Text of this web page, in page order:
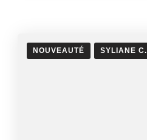
NOUVEAUTÉ SYLIANE C.